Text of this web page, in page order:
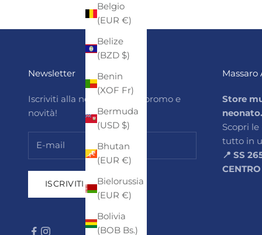
Belgio
(EUR €)
Belize
(BZD $)
Benin
(XOF Fr)
Bermuda
(USD $)
Bhutan
(EUR €)
Bielorussia
(EUR €)
Bolivia
(BOB Bs.)
Newsletter
Iscriviti alla newsletter per promo e
novità!
ISCRIVITI
Store
neonato.
Scopri
tutto in
📍 SS